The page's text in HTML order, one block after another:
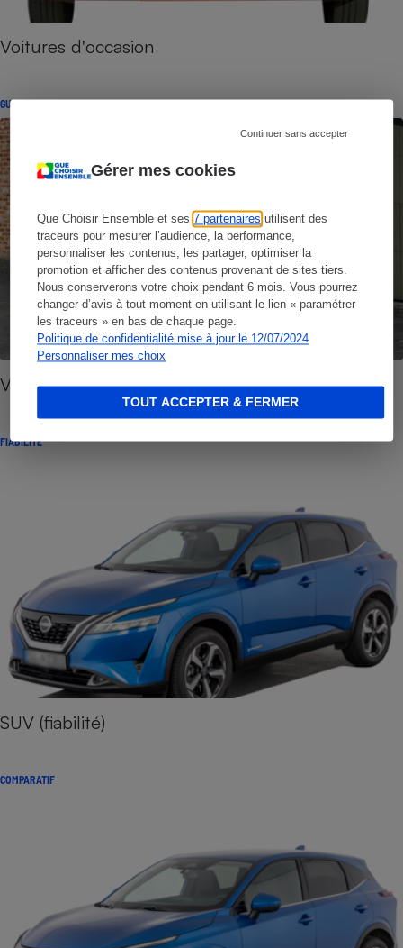
Gérer mes cookies
Que Choisir Ensemble et ses7 partenaires utilisent des
traceurs pour mesurer l’audience, la performance,
personnaliser les contenus, les partager, optimiser la
promotion et afficher des contenus provenant de sites tiers.
Nous conserverons votre choix pendant 6 mois. Vous pourrez
changer d’avis à tout moment en utilisant le lien « paramétrer
les traceurs » en bas de chaque page.
Politique de confidentialité mise à jour le 12/07/2024
Personnaliser mes choix
Continuer sans accepter
TOUT ACCEPTER & FERMER
Voitures d'occasion
GUIDE D'ACHAT
Voiture citadine - Comment choisir une citadine
FIABILITÉ
SUV (fiabilité)
COMPARATIF